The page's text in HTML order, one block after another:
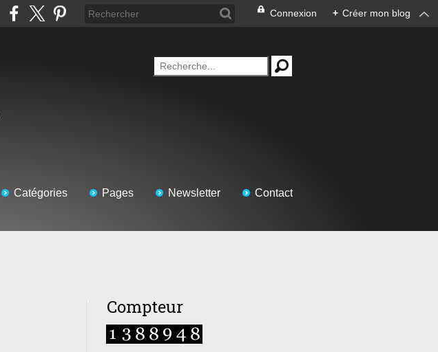
Connexion + Créer mon blog
Catégories Pages Newsletter Contact
Compteur